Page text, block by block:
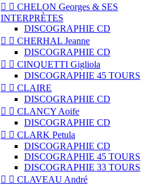
  CHELON Georges & SES
INTERPRÈTES
DISCOGRAPHIE CD
  CHERHAL Jeanne
DISCOGRAPHIE CD
  CINQUETTI Gigliola
DISCOGRAPHIE 45 TOURS
  CLAIRE
DISCOGRAPHIE CD
  CLANCY Aoife
DISCOGRAPHIE CD
  CLARK Petula
DISCOGRAPHIE CD
DISCOGRAPHIE 45 TOURS
DISCOGRAPHIE 33 TOURS
  CLAVEAU André